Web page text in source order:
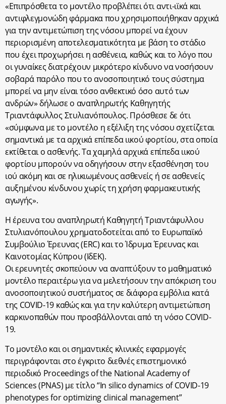
«Επιπρόσθετα το μοντέλο προβλέπει ότι αντι-ιϊκά και
αντιφλεγμονώδη φάρμακα που χρησιμοποιήθηκαν αρχικά
για την αντιμετώπιση της νόσου μπορεί να έχουν
περιορισμένη αποτελεσματικότητα με βάση το στάδιο
που έχει προχωρήσει η ασθένεια, καθώς και το λόγο που
οι γυναίκες διατρέχουν μικρότερο κίνδυνο να νοσήσουν
σοβαρά παρόλο που το ανοσοποιητικό τους σύστημα
μπορεί να μην είναι τόσο ανθεκτικό όσο αυτό των
ανδρών» δήλωσε ο αναπληρωτής Καθηγητής
Τριαντάφυλλος Στυλιανόπουλος. Πρόσθεσε δε ότι
«σύμφωνα με το μοντέλο η εξέλιξη της νόσου σχετίζεται
σημαντικά με τα αρχικά επίπεδα ιικού φορτίου, στα οποία
εκτίθεται ο ασθενής. Τα χαμηλά αρχικά επίπεδα ιικού
φορτίου μπορούν να οδηγήσουν στην εξασθένηση του
ιού ακόμη και σε ηλικιωμένους ασθενείς ή σε ασθενείς
αυξημένου κίνδυνου χωρίς τη χρήση φαρμακευτικής
αγωγής».
Η έρευνα του αναπληρωτή Καθηγητή Τριαντάφυλλου
Στυλιανόπουλου χρηματοδοτείται από το Ευρωπαϊκό
Συμβούλιο Έρευνας (ERC) και το Ίδρυμα Έρευνας και
Καινοτομίας Κύπρου (IδΕΚ).
Οι ερευνητές σκοπεύουν να αναπτύξουν το μαθηματικό
μοντέλο περαιτέρω για να μελετήσουν την απόκριση του
ανοσοποιητικού συστήματος σε διάφορα εμβόλια κατά
της COVID-19 καθώς και για την καλύτερη αντιμετώπιση
καρκινοπαθών που προσβάλλονται από τη νόσο COVID-
19.
Το μοντέλο και οι σημαντικές κλινικές εφαρμογές
περιγράφονται στο έγκριτο διεθνές επιστημονικό
περιοδικό Proceedings of the National Academy of
Sciences (PNAS) με τίτλο “In silico dynamics of COVID-19
phenotypes for optimizing clinical management”